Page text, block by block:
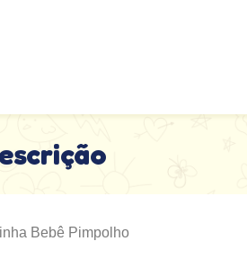
Bebê Pimpolho